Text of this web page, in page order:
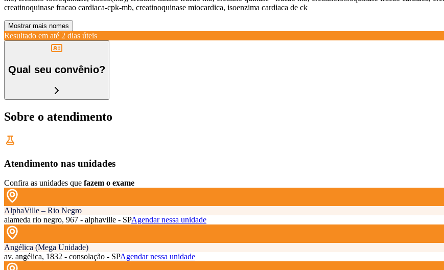
creatinoquinase fracao cardiaca-cpk-mb, creatinoquinase miocardica, isoenzima cardiaca de ck
Mostrar mais nomes
Resultado em até 2 dias úteis
Qual seu convênio?
Sobre o atendimento
Atendimento nas unidades
Confira as unidades que fazem o exame
AlphaVille – Rio Negro
alameda rio negro, 967 - alphaville - SPAgendar nessa unidade
Angélica (Mega Unidade)
av. angélica, 1832 - consolação - SPAgendar nessa unidade